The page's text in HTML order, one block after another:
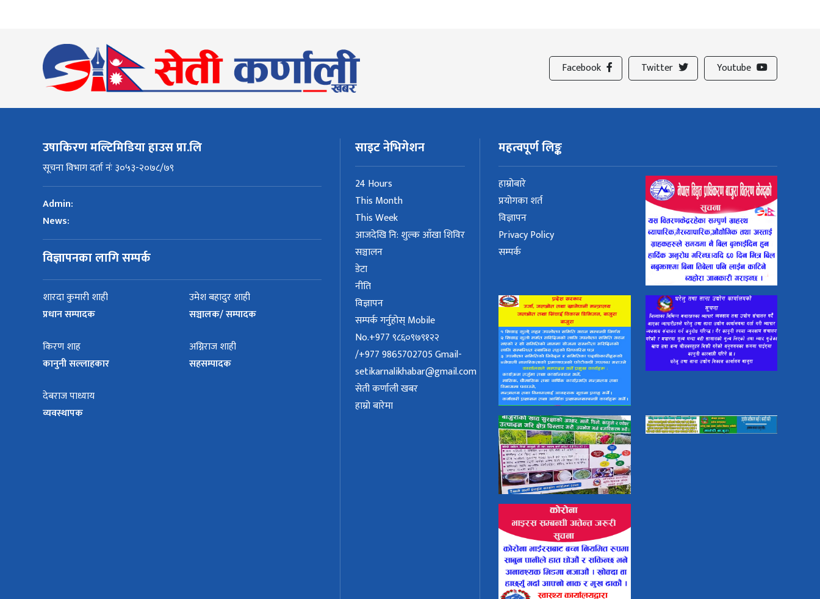
Facebook Twitter Youtube
उषाकिरण मल्टिमिडिया हाउस प्रा.लि
सूचना विभाग दर्ता नंः ३०५३-२०७८/७९
Admin:
News:
विज्ञापनका लागि सम्पर्क
शारदा कुमारी शाही
प्रधान सम्पादक
उमेश बहादुर शाही
सञ्चालक/ सम्पादक
किरण शाह
कानुनी सल्लाहकार
अग्निराज शाही
सहसम्पादक
देबराज पाध्याय
व्यवस्थापक
साइट नेभिगेशन
24 Hours
This Month
This Week
आजदेखि नि: शुल्क आँखा शिविर
सञ्चालन
डेटा
नीति
विज्ञापन
सम्पर्क गर्नुहोस् Mobile
No.+977 ९८६०९७९१२२
/+977 9865702705Gmail-
setikarnalikhabar@gmail.com
सेती कर्णाली खबर
हाम्रो बारेमा
महत्वपूर्ण लिङ्क
हाम्रोबारे
प्रयोगका शर्त
विज्ञापन
Privacy Policy
सम्पर्क